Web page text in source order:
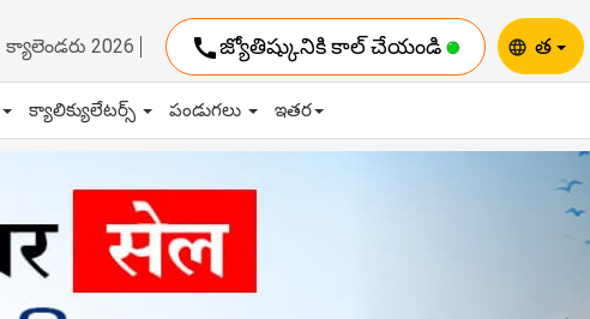
క్యాలెండరు 2026 callజ్యోతిష్కునికి కాల్ చేయండి language త
క్యాలిక్యులేటర్స్ పండుగలు ఇతర